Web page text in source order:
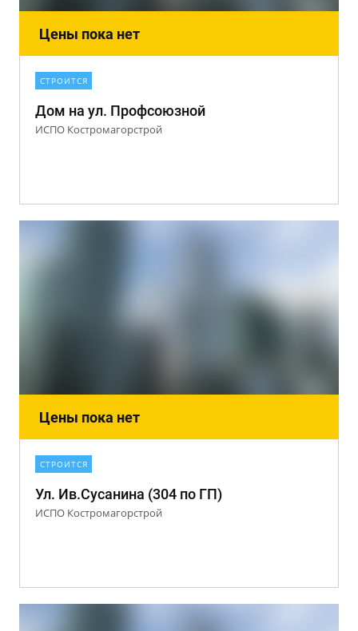
Цены пока нет
СТРОИТСЯ
Дом на ул. Профсоюзной
ИСПО Костромагорстрой
Цены пока нет
СТРОИТСЯ
Ул. Ив.Сусанина (304 по ГП)
ИСПО Костромагорстрой